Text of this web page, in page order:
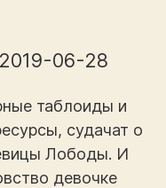
06-28
таблоиды и
судачат о
Лободы. И
девочке